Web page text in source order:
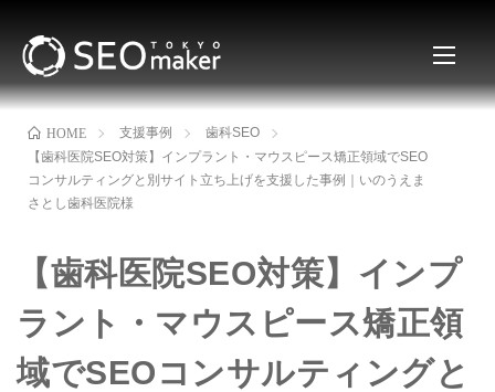
HOME 支援事例
歯科SEO
【歯科医院SEO対策】インプラント・マウスピース矯正領域でSEO
コンサルティングと別サイト立ち上げを支援した事例｜いのうえま
さとし歯科医院様
【歯科医院SEO対策】インプ
ラント・マウスピース矯正領
域でSEOコンサルティングと